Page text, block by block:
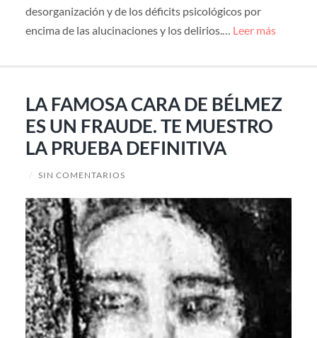
desorganización y de los déficits psicológicos por
encima de las alucinaciones y los delirios.… Leer más
LA FAMOSA CARA DE BÉLMEZ
ES UN FRAUDE. TE MUESTRO
LA PRUEBA DEFINITIVA
/ SIN COMENTARIOS